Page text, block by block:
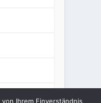
Ihrem Einverständnis